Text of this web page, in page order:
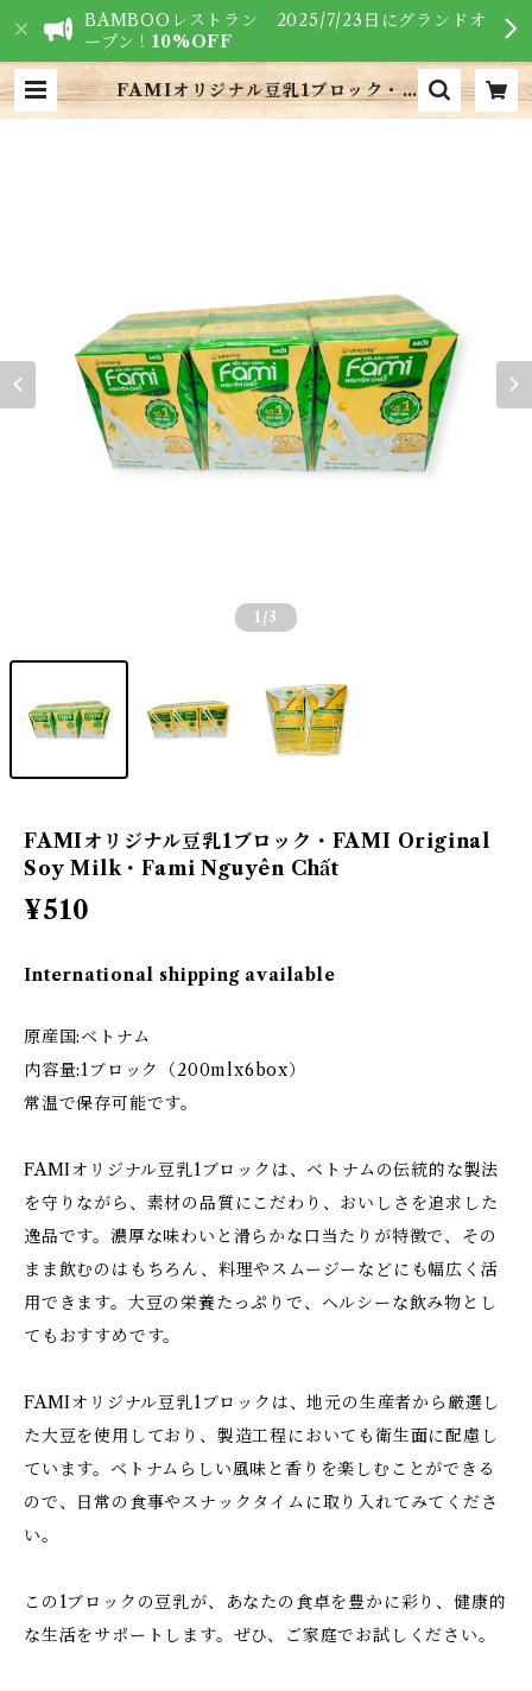
BAMBOOレストラン 2025/7/23日にグランドオ
ープン！10%OFF
FAMIオリジナル豆乳1ブロック・F
AMI Original Soy Milk・Fam
1 /3
FAMIオリジナル豆乳1ブロック・FAMI Original
Soy Milk・Fami Nguyên Chất
¥510
International shipping available
原産国:ベトナム
内容量:1ブロック（200mlx6box）
常温で保存可能です。
FAMIオリジナル豆乳1ブロックは、ベトナムの伝統的な製法
を守りながら、素材の品質にこだわり、おいしさを追求した
逸品です。濃厚な味わいと滑らかな口当たりが特徴で、その
まま飲むのはもちろん、料理やスムージーなどにも幅広く活
用できます。大豆の栄養たっぷりで、ヘルシーな飲み物とし
てもおすすめです。
FAMIオリジナル豆乳1ブロックは、地元の生産者から厳選し
た大豆を使用しており、製造工程においても衛生面に配慮し
ています。ベトナムらしい風味と香りを楽しむことができる
ので、日常の食事やスナックタイムに取り入れてみてくださ
い。
この1ブロックの豆乳が、あなたの食卓を豊かに彩り、健康的
な生活をサポートします。ぜひ、ご家庭でお試しください。